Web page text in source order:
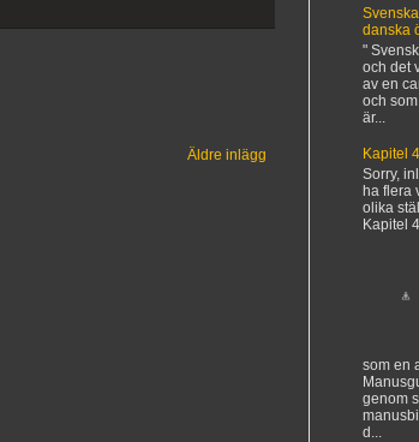
Äldre inlägg
danska
"
och det
av en
och
är...
Kapitel
Sorry,
ha flera
olika
Kapitel
som en
genom
d...